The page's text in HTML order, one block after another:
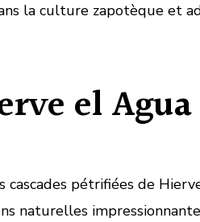
la culture zapotèque et
el Agua
cascades pétrifiées de
naturelles